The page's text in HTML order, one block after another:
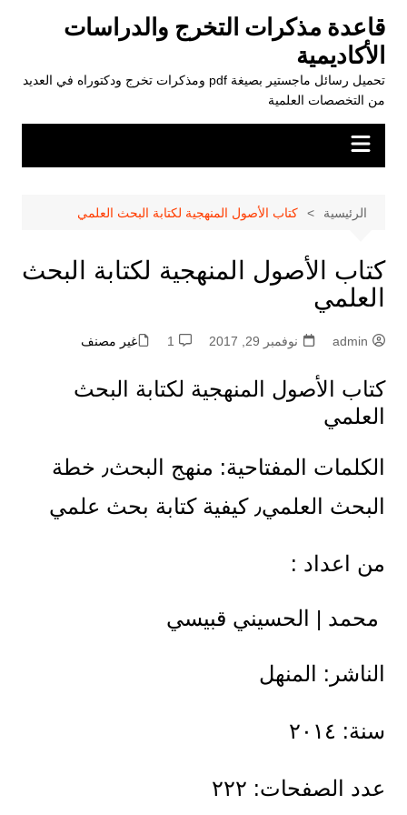
المحتوى
قاعدة مذكرات التخرج والدراسات
الأكاديمية
تحميل رسائل ماجستير بصيغة pdf ومذكرات تخرج ودكتوراه في العديد
من التخصصات العلمية
الرئيسية كتاب الأصول المنهجية لكتابة البحث العلمي
كتاب الأصول المنهجية لكتابة البحث
العلمي
admin نوفمبر 29, 2017 1 غير مصنف
كتاب الأصول المنهجية لكتابة البحث
العلمي
الكلمات المفتاحية: منهج البحث٫ خطة
البحث العلمي٫ كيفية كتابة بحث علمي
من اعداد :
محمد | الحسيني قبيسي
الناشر: المنهل
سنة: ٢٠١٤
عدد الصفحات: ٢٢٢